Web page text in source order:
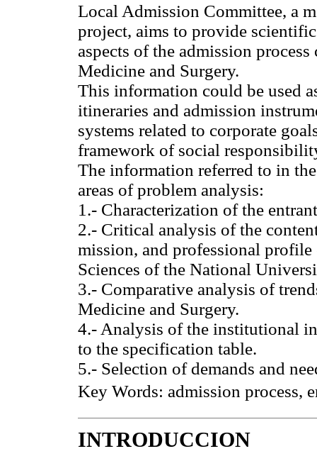
Local Admission Committee, a
project, aims to provide
aspects of the admission
Medicine and Surgery.
This information could be used
itineraries and admission
systems related to corporate
framework of social
The information referred to in
areas of problem analysis:
1.- Characterization of the
2.- Critical analysis of the
mission, and professional
Sciences of the National
3.- Comparative analysis of
Medicine and Surgery.
4.- Analysis of the institutional
to the specification table.
5.- Selection of demands and
Key Words: admission process,
INTRODUCCION